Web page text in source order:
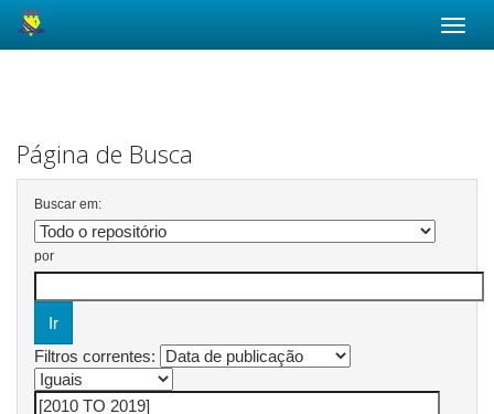
Página de Busca
Buscar em:
por
Filtros correntes: